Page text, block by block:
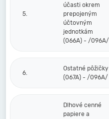
5.
účasti okrem
prepojeným
účtovným
jednotkám
(066A) - /096A/
6.
Ostatné pôžičky
(067A) - /096A/
Dlhové cenné
papiere a